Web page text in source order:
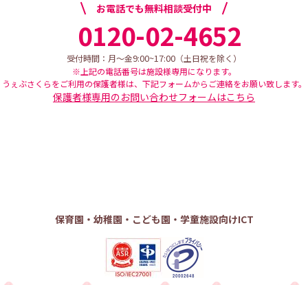
お電話でも無料相談受付中
0120-02-4652
受付時間：月～金9:00~17:00 （土日祝を除く）
※上記の電話番号は施設様専用になります。
うぇぶさくらをご利用の保護者様は、下記フォームからご連絡をお願い致します。
保護者様専用のお問い合わせフォームはこちら
保育園・幼稚園・こども園・学童施設向けICT